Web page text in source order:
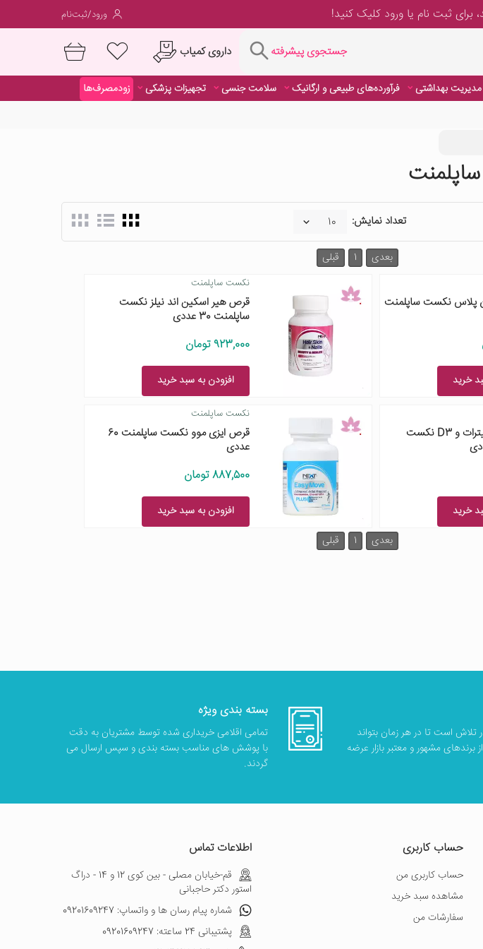
داروی کمیاب
برایثبت نام یا ورودکلیک کنید! ورود/ثبت‌نام
جستجوی پیشرفته داروی کمیاب
مدیریت بهداشتی فرآورده‌های طبیعی و ارگانیک سلامت جنسی تجهیزات پزشکی
زودمصرف‌ها
تعداد نمایش:
قبلی 1 بعدی
پلاس نکست ساپلمنت
خرید
نکست ساپلمنت
قرص هیر اسکین اند نیلز نکست
ساپلمنت 30 عددی
923,000 تومان
افزودن به سبد خرید
قرص کلسیم سیترات و D3 نکست
خرید
نکست ساپلمنت
قرص ایزی موو نکست ساپلمنت 60
عددی
887,500 تومان
افزودن به سبد خرید
قبلی
1 بعدی
است تا در هر زمان بتواند
برندهای مشهور و معتبر بازار عرضه
بسته بندی ویژه
تمامی اقلامی خریداری شده توسط مشتریان به دقت
با پوشش های مناسب بسته بندی و سپس ارسال می
گردند.
حساب کاربری
حساب کاربری من
مشاهده سبد خرید
سفارشات من
اطلاعات تماس
قم-خیابان مصلی - بین کوی 12 و 14 - دراگ
استور دکتر حاجبانی
شماره پیام رسان ها و واتساپ: 09201609247
پشتیبانی 24 ساعته: 09201609247